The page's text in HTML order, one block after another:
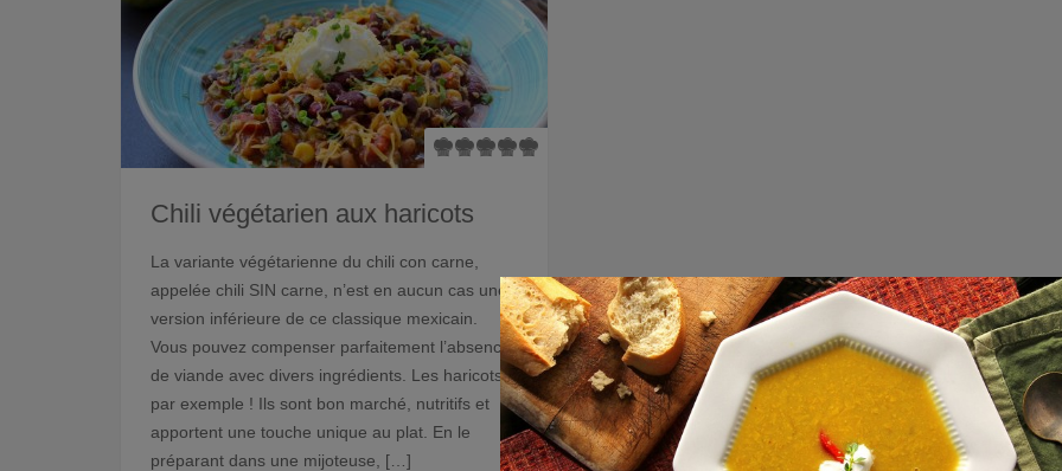
Chili végétarien aux haricots
La variante végétarienne du chili con carne,
appelée chili SIN carne, n’est en aucun cas une
version inférieure de ce classique mexicain.
Vous pouvez compenser parfaitement l’absence
de viande avec divers ingrédients. Les haricots,
par exemple ! Ils sont bon marché, nutritifs et
apportent une touche unique au plat. En le
préparant dans une mijoteuse, […]